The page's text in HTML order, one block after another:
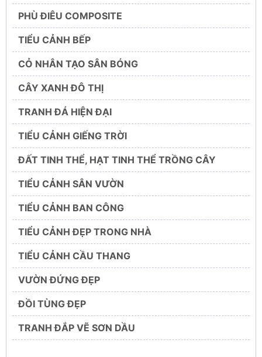
PHÙ ĐIÊU COMPOSITE
TIỂU CẢNH BẾP
CỎ NHÂN TẠO SÂN BÓNG
CÂY XANH ĐÔ THỊ
TRANH ĐÁ HIỆN ĐẠI
TIỂU CẢNH GIẾNG TRỜI
ĐẤT TINH THỂ, HẠT TINH THỂ TRỒNG CÂY
TIỂU CẢNH SÂN VƯỜN
TIỂU CẢNH BAN CÔNG
TIỂU CẢNH ĐẸP TRONG NHÀ
TIỂU CẢNH CẦU THANG
VƯỜN ĐỨNG ĐẸP
ĐỒI TÙNG ĐẸP
TRANH ĐẮP VẼ SƠN DẦU